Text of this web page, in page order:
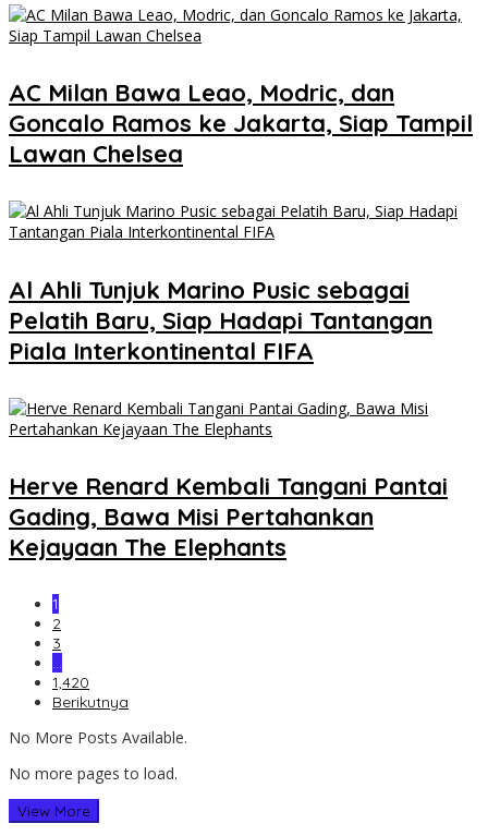
AC Milan Bawa Leao, Modric, dan
Goncalo Ramos ke Jakarta, Siap Tampil
Lawan Chelsea
Al Ahli Tunjuk Marino Pusic sebagai
Pelatih Baru, Siap Hadapi Tantangan
Piala Interkontinental FIFA
Herve Renard Kembali Tangani Pantai
Gading, Bawa Misi Pertahankan
Kejayaan The Elephants
1
2
3
…
1,420
Berikutnya
No More Posts Available.
No more pages to load.
View More